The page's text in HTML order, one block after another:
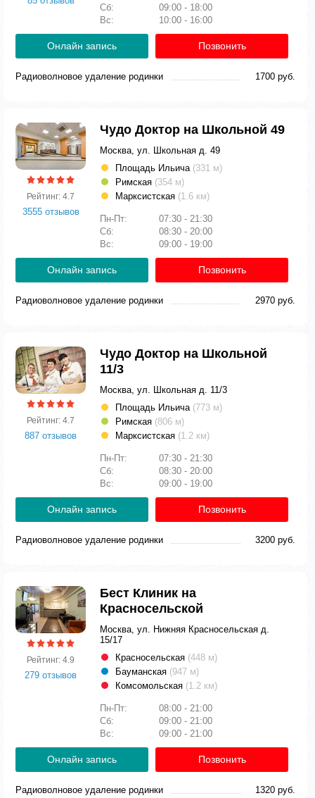
Сб:
09:00 - 18:00
Вс:
10:00 - 16:00
Онлайн запись Позвонить
Радиоволновое удаление родинки 1700 руб.
Рейтинг: 4.7
3555 отзывов
Чудо Доктор на Школьной 49
Москва, ул. Школьная д. 49
Площадь Ильича (331 м)
Римская (354 м)
Марксистская (1.6 км)
Пн-Пт:
07:30 - 21:30
Сб:
08:30 - 20:00
Вс:
09:00 - 19:00
Онлайн запись Позвонить
Радиоволновое удаление родинки 2970 руб.
Рейтинг: 4.7
887 отзывов
Чудо Доктор на Школьной
11/3
Москва, ул. Школьная д. 11/3
Площадь Ильича (773 м)
Римская (806 м)
Марксистская (1.2 км)
Пн-Пт:
07:30 - 21:30
Сб:
08:30 - 20:00
Вс:
09:00 - 19:00
Онлайн запись Позвонить
Радиоволновое удаление родинки 3200 руб.
Рейтинг: 4.9
279 отзывов
Бест Клиник на
Красносельской
Москва, ул. Нижняя Красносельская д.
15/17
Красносельская (448 м)
Бауманская (947 м)
Комсомольская (1.2 км)
Пн-Пт:
08:00 - 21:00
Сб:
09:00 - 21:00
Вс:
09:00 - 21:00
Онлайн запись Позвонить
Радиоволновое удаление родинки 1320 руб.